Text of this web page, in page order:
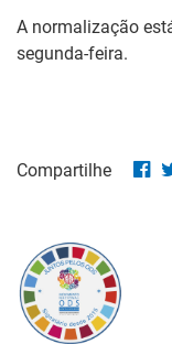
A normalização
segunda-feira.
Compartilhe